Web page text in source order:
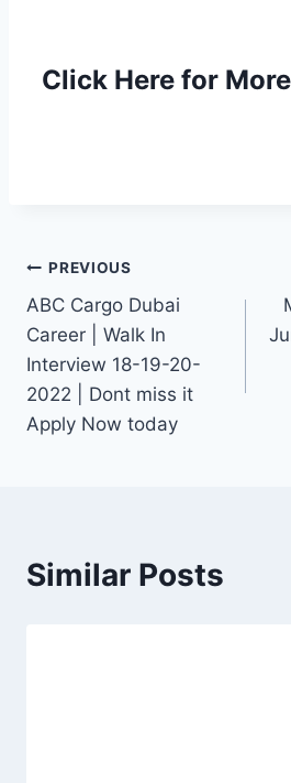
Click Here for
Post
navigation
PREVIOUS
ABC Cargo Dubai
Career | Walk In
Interview 18-19-20-
2022 | Dont miss it
Apply Now today
Similar Posts